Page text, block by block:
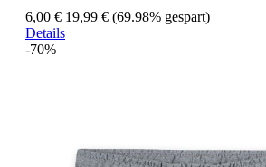
6,00 € 19,99 € (69.98% gespart)
Details
-70%